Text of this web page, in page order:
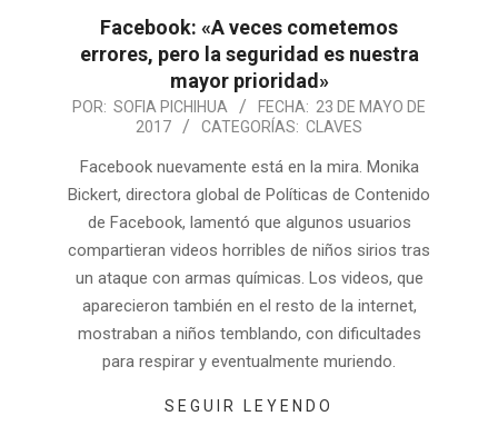
Facebook: «A veces cometemos
errores, pero la seguridad es nuestra
mayor prioridad»
POR: SOFIA PICHIHUA FECHA: 23 DE MAYO DE
2017
CATEGORÍAS: CLAVES
Facebook nuevamente está en la mira. Monika
Bickert, directora global de Políticas de Contenido
de Facebook, lamentó que algunos usuarios
compartieran videos horribles de niños sirios tras
un ataque con armas químicas. Los videos, que
aparecieron también en el resto de la internet,
mostraban a niños temblando, con dificultades
para respirar y eventualmente muriendo.
SEGUIR LEYENDO